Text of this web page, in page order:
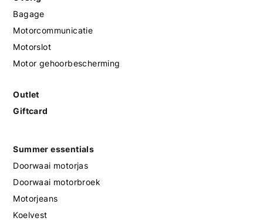
Bagage
Motorcommunicatie
Motorslot
Motor gehoorbescherming
Outlet
Giftcard
Summer essentials
Doorwaai motorjas
Doorwaai motorbroek
Motorjeans
Koelvest